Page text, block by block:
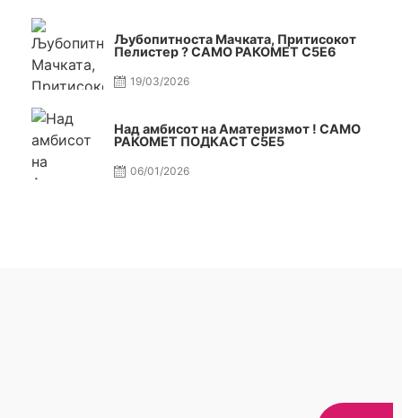
Љубопитноста Мачката, Притисокот
Пелистер ? САМО РАКОМЕТ С5Е6
19/03/2026
Над амбисот на Аматеризмот ! САМО
РАКОМЕТ ПОДКАСТ С5E5
06/01/2026